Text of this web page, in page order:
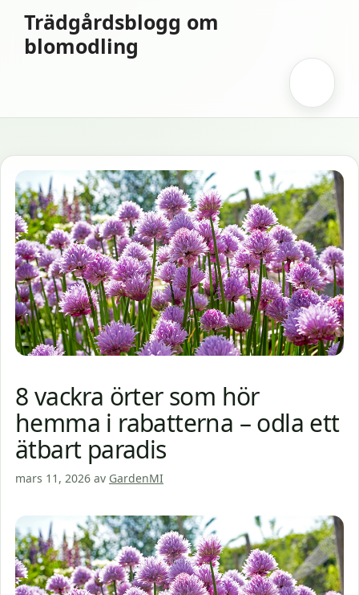
innehåll
Trädgårdsblogg om
blomodling
8 vackra örter som hör
hemma i rabatterna – odla ett
ätbart paradis
mars 11, 2026 av GardenMI